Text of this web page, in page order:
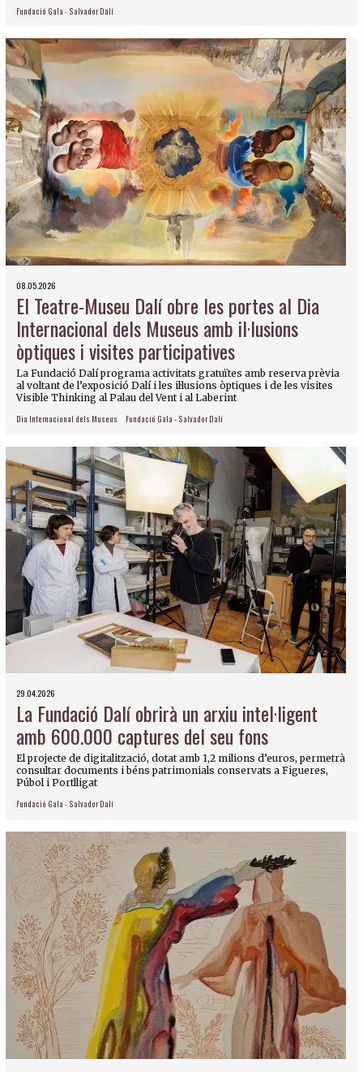
Fundació Gala - Salvador Dalí
08.05.2026
El Teatre-Museu Dalí obre les portes al Dia
Internacional dels Museus amb il·lusions
òptiques i visites participatives
La Fundació Dalí programa activitats gratuïtes amb reserva prèvia
al voltant de l’exposició Dalí i les il·lusions òptiques i de les visites
Visible Thinking al Palau del Vent i al Laberint
Dia Internacional dels Museus Fundació Gala - Salvador Dalí
29.04.2026
La Fundació Dalí obrirà un arxiu intel·ligent
amb 600.000 captures del seu fons
El projecte de digitalització, dotat amb 1,2 milions d’euros, permetrà
consultar documents i béns patrimonials conservats a Figueres,
Púbol i Portlligat
Fundació Gala - Salvador Dalí